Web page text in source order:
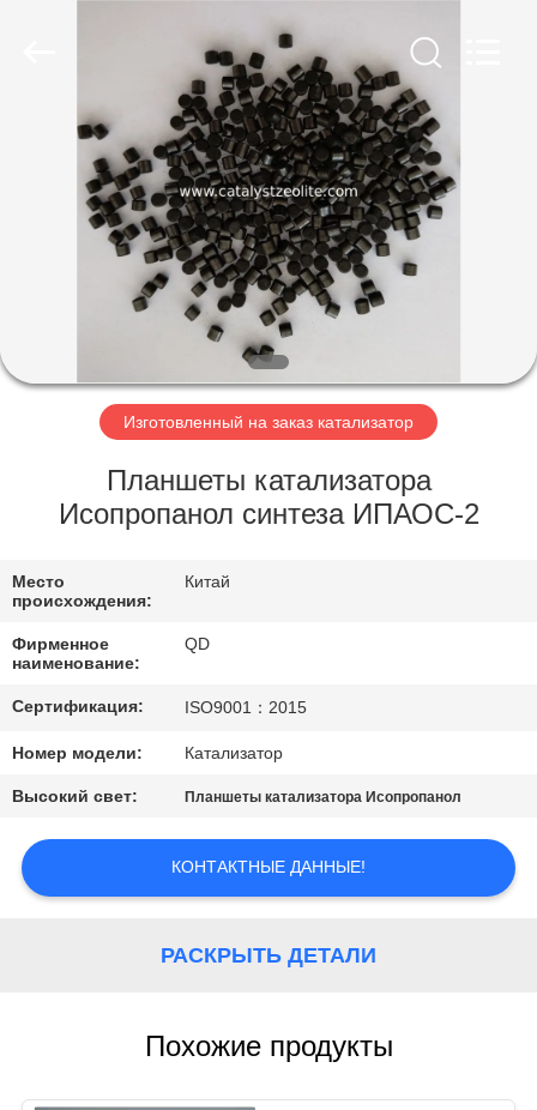
ДОМ
ПРОДУКТЫ
ПУТЕШЕСТВИЕ
ФАБРИКИ
ПРОВЕРКА
СВЯЖИТЕСЬ
МЫ
НОВОСТИ
СЛУЧАИ
КАРТА
Изготовленный на заказ катализатор
Планшеты катализатора
Исопропанол синтеза ИПАОС-2
Место
происхождения:
Китай
Фирменное
наименование:
QD
Сертификация: ISO9001：2015
Номер модели: Катализатор
Высокий свет: Планшеты катализатора Исопропанол
КОНТАКТНЫЕ ДАННЫЕ!
РАСКРЫТЬ ДЕТАЛИ
Похожие продукты